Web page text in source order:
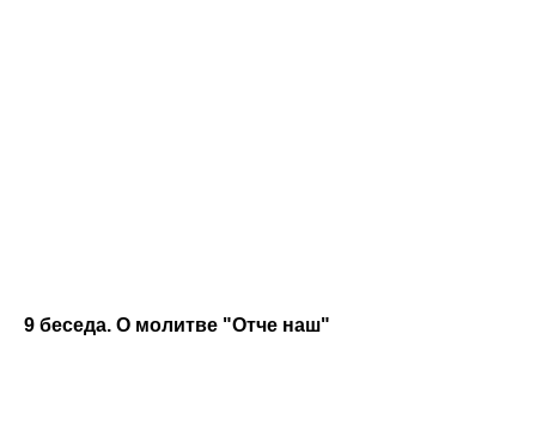
9 беседа. О молитве "Отче наш"